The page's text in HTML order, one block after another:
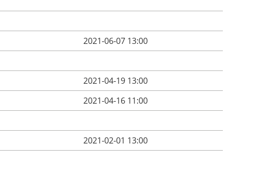
2021-06-07 13:00
2021-04-19 13:00
2021-04-16 11:00
2021-02-01 13:00